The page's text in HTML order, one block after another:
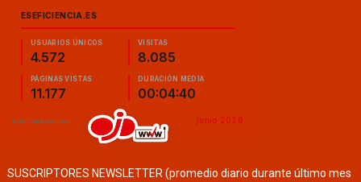
SUSCRIPTORES NEWSLETTER (promedio diario durante último mes